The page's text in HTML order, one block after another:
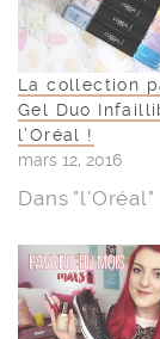
La collection
Gel Duo
l’Oréal !
mars 12, 2016
Dans "l'Oréal"